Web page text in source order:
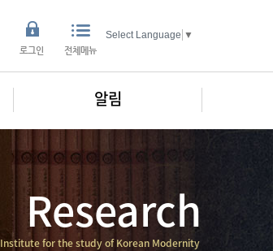
Select Language ▼
전체메뉴
로그인
알림
Research
Institute for the study of Korean Modernity